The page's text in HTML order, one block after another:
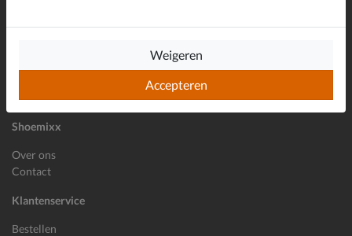
Shoemixx
Over ons
Contact
Klantenservice
Bestellen
Inschrijven
Accepteren
Weigeren